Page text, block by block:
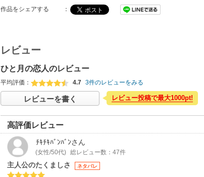
作品をシェアする ：
レビュー
ひと月の恋人のレビュー
平均評価： 4.7 3件のレビューをみる
レビューを書く レビュー投稿で最大1000pt!
高評価レビュー
ﾁｷﾁｷﾊﾞﾝﾊﾞﾝさん
(女性/50代) 総レビュー数：47件
主人公のたくましさ ネタバレ